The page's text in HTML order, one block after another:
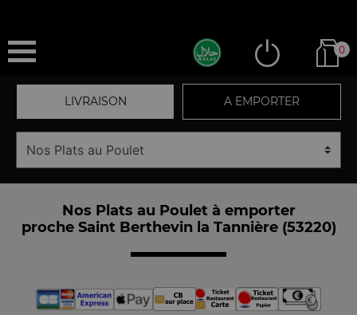
0
LIVRAISON A EMPORTER
Nos Plats au Poulet à emporter
proche Saint Berthevin la Tannière (53220)